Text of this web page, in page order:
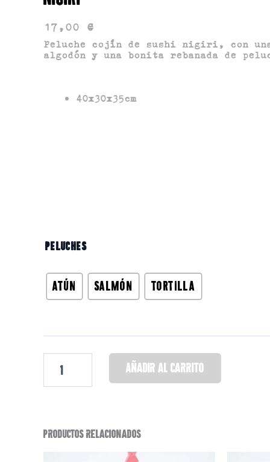
17,00 €
Peluche cojín de sushi nigiri, con
algodón y una bonita rebanada de
40x30x35cm
PELUCHES
ATÚN SALMÓN TORTILLA
Productos relacionados